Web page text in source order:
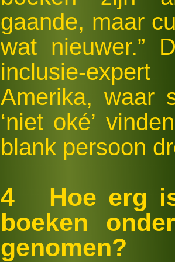
gaande, maar
wat nieuwer.”
inclusie-
Amerika, waar
‘niet oké’
blank persoon
4 Hoe erg is
boeken
genomen?